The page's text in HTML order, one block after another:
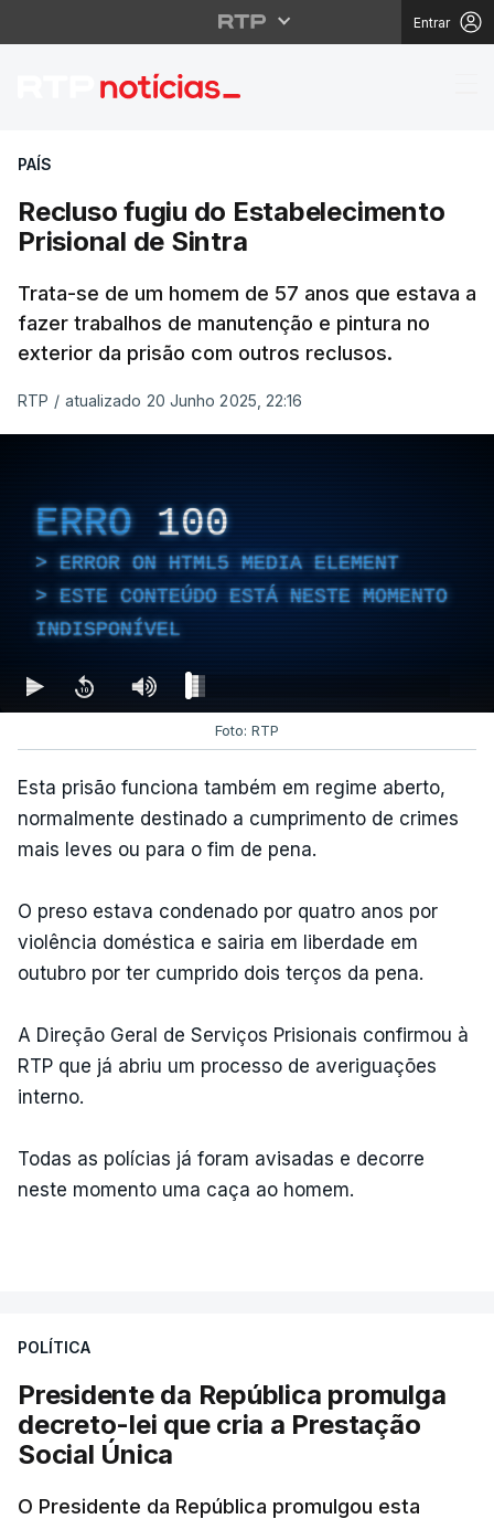
Entrar
Recluso fugiu do
PAÍS
Recluso fugiu do Estabelecimento
Prisional de Sintra
Trata-se de um homem de 57 anos que estava a
fazer trabalhos de manutenção e pintura no
exterior da prisão com outros reclusos.
RTP / atualizado 20 Junho 2025, 22:16
ERRO 100
ERROR ON HTML5 MEDIA ELEMENT
ESTE CONTEÚDO ESTÁ NESTE MOMENTO
INDISPONÍVEL
Foto: RTP
Esta prisão funciona também em regime aberto,
normalmente destinado a cumprimento de crimes
mais leves ou para o fim de pena.
O preso estava condenado por quatro anos por
violência doméstica e sairia em liberdade em
outubro por ter cumprido dois terços da pena.
A Direção Geral de Serviços Prisionais confirmou à
RTP que já abriu um processo de averiguações
interno.
Todas as polícias já foram avisadas e decorre
neste momento uma caça ao homem.
POLÍTICA
Presidente da República promulga
decreto-lei que cria a Prestação
Social Única
O Presidente da República promulgou esta